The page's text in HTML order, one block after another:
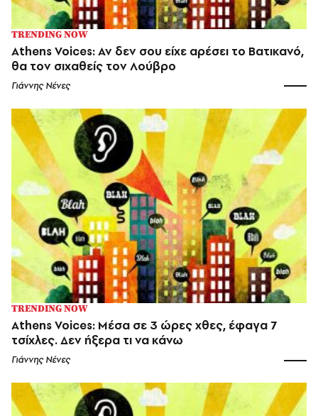
TRENDING NOW
Athens Voices: Αν δεν σου είχε αρέσει το Βατικανό,
θα τον σιχαθείς τον Λούβρο
Γιάννης Νένες
TRENDING NOW
Athens Voices: Μέσα σε 3 ώρες χθες, έφαγα 7
τσίχλες. Δεν ήξερα τι να κάνω
Γιάννης Νένες